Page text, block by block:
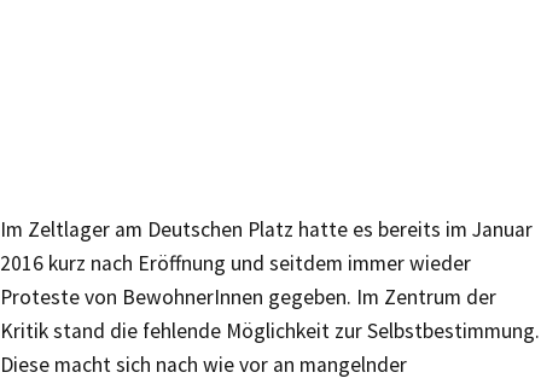
Im Zeltlager am Deutschen Platz hatte es bereits im Januar
2016 kurz nach Eröffnung und seitdem immer wieder
Proteste von BewohnerInnen gegeben. Im Zentrum der
Kritik stand die fehlende Möglichkeit zur Selbstbestimmung.
Diese macht sich nach wie vor an mangelnder